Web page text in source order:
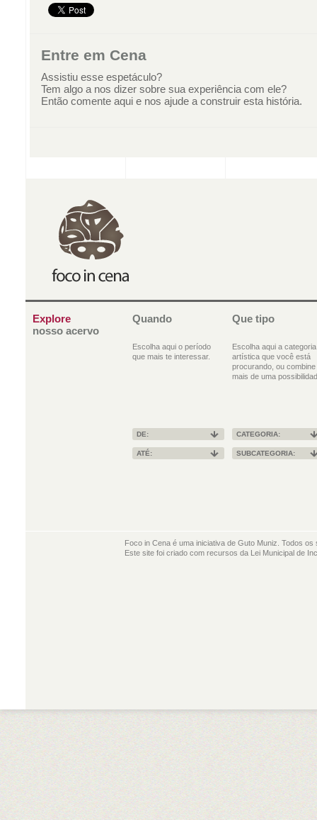
Entre em Cena
Assistiu esse espetáculo?
Tem algo a nos dizer sobre sua experiência com ele?
Então comente aqui e nos ajude a construir esta história.
Explore
nosso acervo
Quando
Escolha aqui o período
que mais te interessar.
Que tipo
Escolha aqui a categoria
artística que você está
procurando, ou combine
mais de uma
DE:
ATÉ:
CATEGORIA:
SUBCATEGORIA:
Foco in Cena é uma iniciativa de Guto Muniz. Todos
Este site foi criado com recursos da Lei Municipal de